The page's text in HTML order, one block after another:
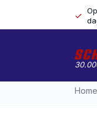
Home